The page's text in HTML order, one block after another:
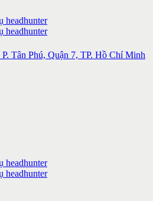
Tân Phú, Quận 7, TP. Hồ Chí Minh